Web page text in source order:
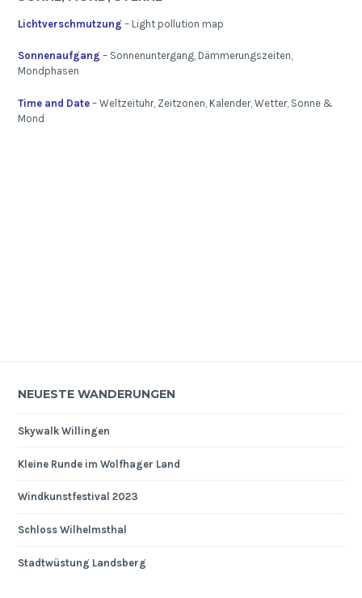
Lichtverschmutzung – Light pollution map
Sonnenaufgang – Sonnenuntergang, Dämmerungszeiten,
Mondphasen
Time and Date – Weltzeituhr, Zeitzonen, Kalender, Wetter, Sonne &
Mond
NEUESTE WANDERUNGEN
Skywalk Willingen
Kleine Runde im Wolfhager Land
Windkunstfestival 2023
Schloss Wilhelmsthal
Stadtwüstung Landsberg